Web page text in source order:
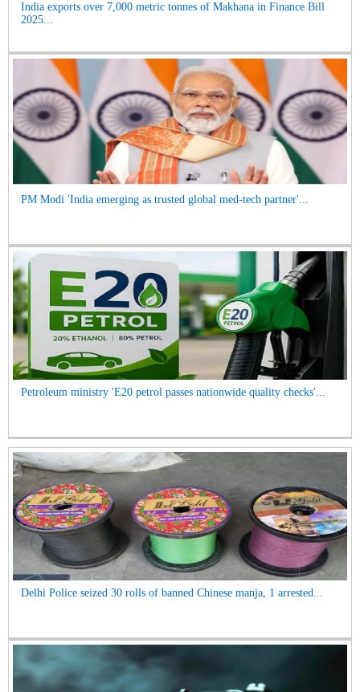
India exports over 7,000 metric tonnes of Makhana in Finance Bill
2025...
PM Modi 'India emerging as trusted global med-tech partner'...
Petroleum ministry 'E20 petrol passes nationwide quality checks'...
Delhi Police seized 30 rolls of banned Chinese manja, 1 arrested...